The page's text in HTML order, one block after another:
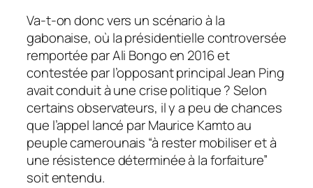
Va-t-on donc vers un scénario à la
gabonaise, où la présidentielle controversée
remportée par Ali Bongo en 2016 et
contestée par l’opposant principal Jean Ping
avait conduit à une crise politique ? Selon
certains observateurs, il y a peu de chances
que l’appel lancé par Maurice Kamto au
peuple camerounais “à rester mobiliser et à
une résistence déterminée à la forfaiture”
soit entendu.